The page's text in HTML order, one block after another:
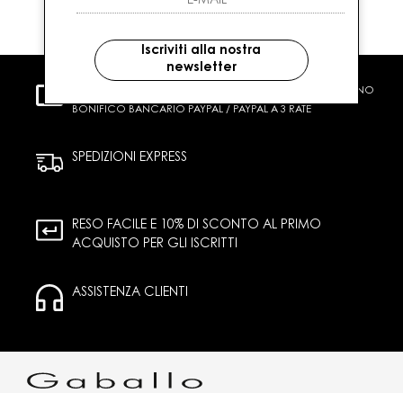
CARTA DI CREDITO CONTRASSEGNO
BONIFICO BANCARIO PAYPAL / PAYPAL A 3 RATE
SPEDIZIONI EXPRESS
RESO FACILE E 10% DI SCONTO AL PRIMO
ACQUISTO PER GLI ISCRITTI
ASSISTENZA CLIENTI
Iscriviti alla nostra
newsletter